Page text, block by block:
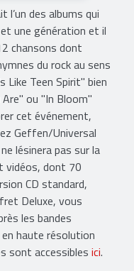
l’un des albums qui
une génération et il
chansons dont
du rock au sens
Like Teen Spirit" bien
ou "In Bloom"
cet événement,
Geffen/Universal
lésinera pas sur la
dont 70
CD standard,
Deluxe, vous
les bandes
haute résolution
sont accessibles ici.